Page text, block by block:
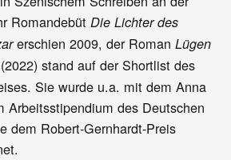
RomandebütDie Lichter des
erschien 2009, der RomanLügen
stand auf der Shortlist des
Sie wurde u.a. mit dem Anna
Arbeitsstipendium des Deutschen
dem Robert-Gernhardt-Preis